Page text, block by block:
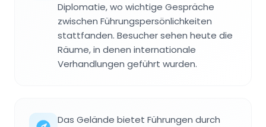
Diplomatie, wo wichtige Gespräche
zwischen Führungspersönlichkeiten
stattfanden. Besucher sehen heute die
Räume, in denen internationale
Verhandlungen geführt wurden.
Das Gelände bietet Führungen durch